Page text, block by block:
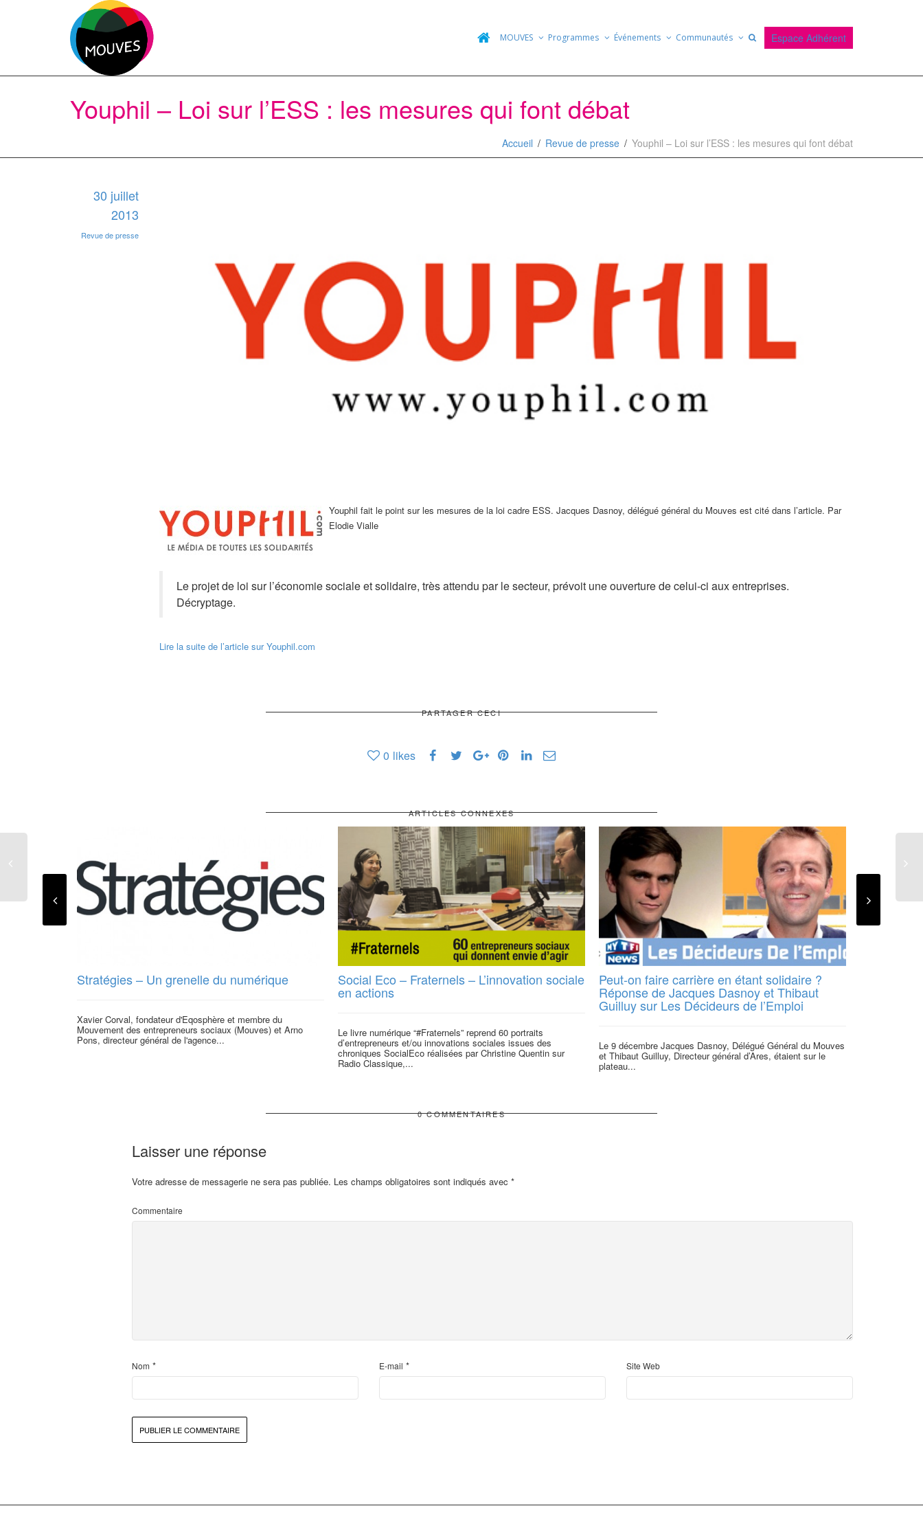
MOUVES Programmes Événements Communautés Espace Adhérent
Youphil – Loi sur l’ESS : les mesures qui font débat
Accueil Revue de presse Youphil – Loi sur l’ESS : les mesures qui font débat
30 juillet
2013
Revue de presse
Youphil fait le point sur les mesures de la loi cadre ESS. Jacques Dasnoy, délégué général du Mouves est cité dans l’article. Par
Elodie Vialle
Le projet de loi sur l’économie sociale et solidaire, très attendu par le secteur, prévoit une ouverture de celui-ci aux entreprises.
Décryptage.
Lire la suite de l’article sur Youphil.com
PARTAGER CECI
0 likes
ARTICLES CONNEXES
Stratégies – Un grenelle du numérique
Xavier Corval, fondateur d'Eqosphère et membre du
Mouvement des entrepreneurs sociaux (Mouves) et Arno
Pons, directeur général de l'agence...
Social Eco – Fraternels – L’innovation sociale
en actions
Le livre numérique “#Fraternels” reprend 60 portraits
d’entrepreneurs et/ou innovations sociales issues des
chroniques SocialEco réalisées par Christine Quentin sur
Radio Classique,...
Peut-on faire carrière en étant solidaire ?
Réponse de Jacques Dasnoy et Thibaut
Guilluy sur Les Décideurs de l’Emploi
Le 9 décembre Jacques Dasnoy, Délégué Général du Mouves
et Thibaut Guilluy, Directeur général d’Ares, étaient sur le
plateau...
0 COMMENTAIRES
Laisser une réponse
Votre adresse de messagerie ne sera pas publiée. Les champs obligatoires sont indiqués avec *
Commentaire
Nom * E-mail * Site Web